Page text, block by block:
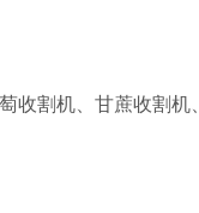
割机、甘蔗收割